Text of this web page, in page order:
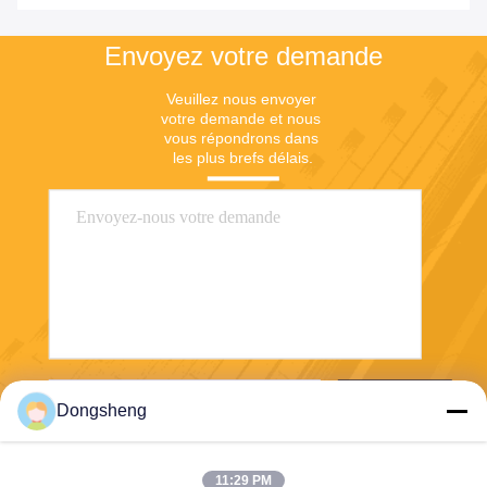
Envoyez votre demande
Veuillez nous envoyer
votre demande et nous
vous répondrons dans
les plus brefs délais.
Dongsheng
11:29 PM